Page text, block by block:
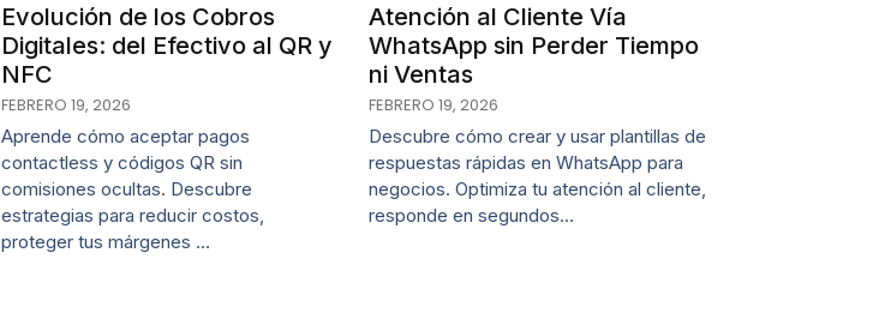
Evolución de los Cobros
Digitales: del Efectivo al QR y
NFC
FEBRERO 19, 2026
Aprende cómo aceptar pagos
contactless y códigos QR sin
comisiones ocultas. Descubre
estrategias para reducir costos,
proteger tus márgenes …
Atención al Cliente Vía
WhatsApp sin Perder Tiempo
ni Ventas
FEBRERO 19, 2026
Descubre cómo crear y usar plantillas de
respuestas rápidas en WhatsApp para
negocios. Optimiza tu atención al cliente,
responde en segundos…